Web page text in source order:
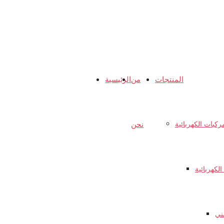
الرئيسيةمن
نحن
المنتجات
الكهربائية